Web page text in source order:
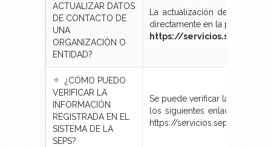
ACTUALIZAR DATOS
DE CONTACTO DE
UNA
ORGANIZACIÓN O
ENTIDAD?
La actualización de los
directamente en la página
https://
¿CÓMO PUEDO
VERIFICAR LA
INFORMACIÓN
REGISTRADA EN EL
SISTEMA DE LA
SEPS?
Se puede verificar la
los siguientes enlaces:
https://servicios.seps.gob.ec/